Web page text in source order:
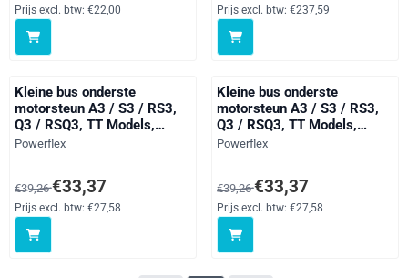
Prijs excl. btw: €22,00 Prijs excl. btw: €237,59
Kleine bus onderste
motorsteun A3 / S3 / RS3,
Q3 / RSQ3, TT Models,
Passat Models, Tiguan
Merk:
Powerflex
Van 39,26 voor 33,37, exclusief btw: 27,58
€39,26€33,37
Prijs excl. btw: €27,58
Kleine bus onderste
motorsteun A3 / S3 / RS3,
Q3 / RSQ3, TT Models,
Passat Models, Tiguan
Merk:
Powerflex
Van 39,26 voor 33,37, exclusief
€39,26€33,37
Prijs excl. btw: €27,58